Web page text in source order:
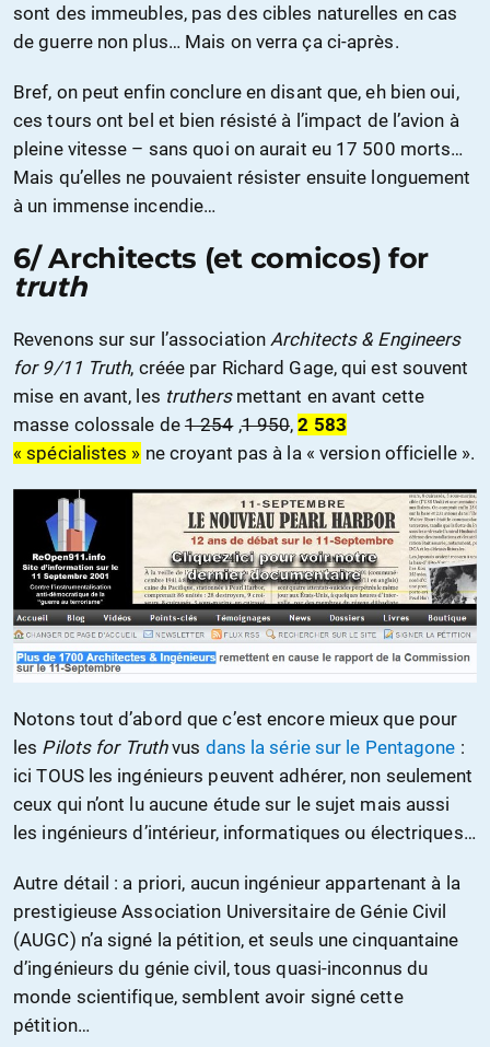
sont des immeubles, pas des cibles naturelles en cas
de guerre non plus… Mais on verra ça ci-après.
Bref, on peut enfin conclure en disant que, eh bien oui,
ces tours ont bel et bien résisté à l’impact de l’avion à
pleine vitesse – sans quoi on aurait eu 17 500 morts…
Mais qu’elles ne pouvaient résister ensuite longuement
à un immense incendie…
6/ Architects (et comicos) for
truth
Revenons sur sur l’associationArchitects & Engineers
for 9/11 Truth, créée par Richard Gage, qui est souvent
mise en avant, les truthersmettant en avant cette
masse colossale de 1 254,1 950,2 583
« spécialistes » ne croyant pas à la « version officielle ».
Notons tout d’abord que c’est encore mieux que pour
les Pilots for Truthvus dans la série sur le Pentagone :
ici TOUS les ingénieurs peuvent adhérer, non seulement
ceux qui n’ont lu aucune étude sur le sujet mais aussi
les ingénieurs d’intérieur, informatiques ou électriques…
Autre détail : a priori, aucun ingénieur appartenant à la
prestigieuse Association Universitaire de Génie Civil
(AUGC) n’a signé la pétition, et seuls une cinquantaine
d’ingénieurs du génie civil, tous quasi-inconnus du
monde scientifique, semblent avoir signé cette
pétition…